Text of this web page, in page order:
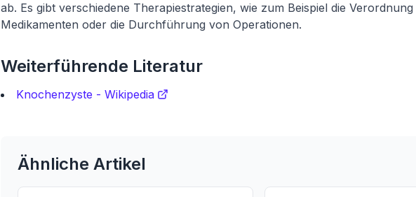
ab. Es gibt verschiedene Therapiestrategien, wie zum Beispiel die
Medikamenten oder die Durchführung von Operationen.
Weiterführende Literatur
Knochenzyste - Wikipedia
Ähnliche Artikel